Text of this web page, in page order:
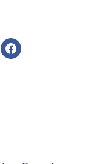
facebook